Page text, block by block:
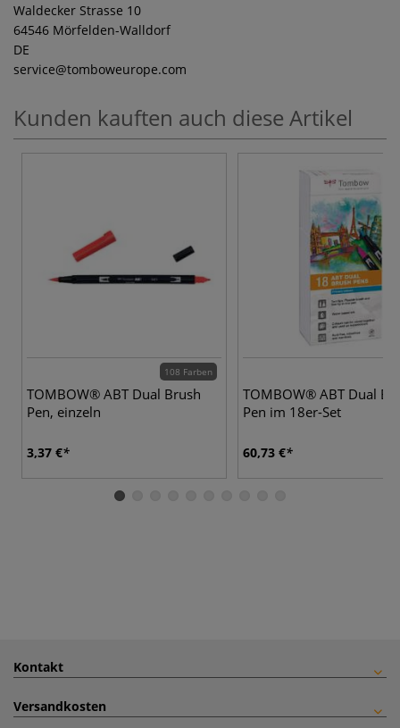
Waldecker Strasse 10
64546 Mörfelden-Walldorf
DE
service@tomboweurope.com
Kunden kauften auch diese Artikel
108 Farben
TOMBOW® ABT Dual Brush
Pen, einzeln
3,37 €
TOMBOW® ABT Dual
Pen im 18er-Set
60,73 €
Kontakt
Versandkosten